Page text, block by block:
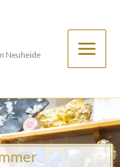
Neuheide